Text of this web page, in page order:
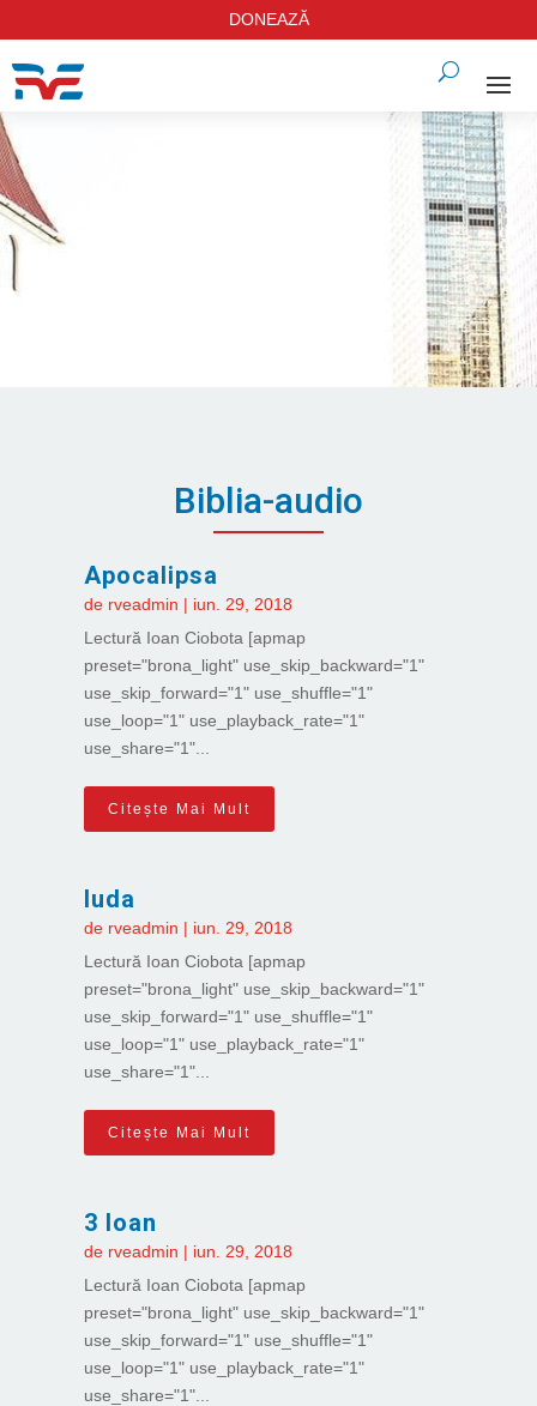
DONEAZĂ
Biblia-audio
Apocalipsa
de rveadmin | iun. 29, 2018
Lectură Ioan Ciobota [apmap
preset="brona_light" use_skip_backward="1"
use_skip_forward="1" use_shuffle="1"
use_loop="1" use_playback_rate="1"
use_share="1"...
Citește Mai Mult
Iuda
de rveadmin | iun. 29, 2018
Lectură Ioan Ciobota [apmap
preset="brona_light" use_skip_backward="1"
use_skip_forward="1" use_shuffle="1"
use_loop="1" use_playback_rate="1"
use_share="1"...
Citește Mai Mult
3 Ioan
de rveadmin | iun. 29, 2018
Lectură Ioan Ciobota [apmap
preset="brona_light" use_skip_backward="1"
use_skip_forward="1" use_shuffle="1"
use_loop="1" use_playback_rate="1"
use_share="1"...